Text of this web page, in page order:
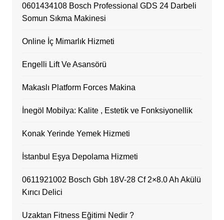
0601434108 Bosch Professional GDS 24 Darbeli
Somun Sıkma Makinesi
Online İç Mimarlık Hizmeti
Engelli Lift Ve Asansörü
Makaslı Platform Forces Makina
İnegöl Mobilya: Kalite , Estetik ve Fonksiyonellik
Konak Yerinde Yemek Hizmeti
İstanbul Eşya Depolama Hizmeti
0611921002 Bosch Gbh 18V-28 Cf 2×8.0 Ah Akülü
Kırıcı Delici
Uzaktan Fitness Eğitimi Nedir ?